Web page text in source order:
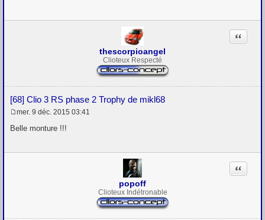
thescorpioangel
Clioteux Respecté
[68] Clio 3 RS phase 2 Trophy de mikl68
Citation
e
a
mer. 9 déc. 2015 03:41
Belle monture !!!
popoff
Clioteux Indétronable
Citation